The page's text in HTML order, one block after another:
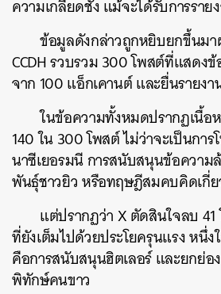
ความเกลียดชัง แม้จะได้รับการรา
ข้อมูลดังกล่าวถูกหยิบยกขึ้นมา
CCDH รวบรวม 300 โพสต์ที่แสดง
จาก 100 แอ็กเคานต์ และยื่นรายง
ในข้อความทั้งหมดปรากฏเนื้อ
140 ใน 300 โพสต์ ไม่ว่าจะเป็นกา
นาซีเยอรมนี การสนับสนุนข้อความ
พันธุ์ชาวยิว หรือทฤษฎีสมคบคิดเกี่
แต่ปรากฏว่า X ตัดสินใจลบ
ที่ยังเต็มไปด้วยประโยครุนแรง หนึ่
คือการสนับสนุนฮิตเลอร์ และยกย่อ
พิทักษ์คนขาว